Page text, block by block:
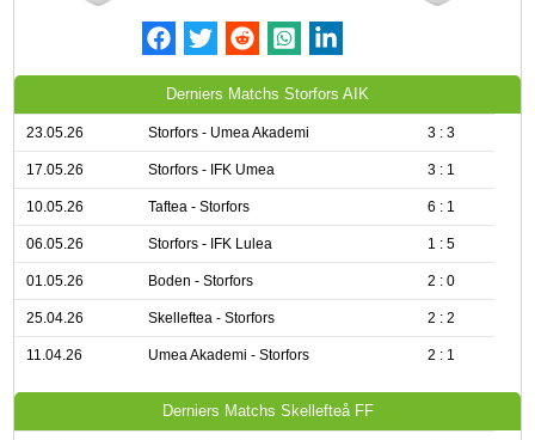
Derniers Matchs Storfors AIK
23.05.26 Storfors - Umea Akademi 3 : 3
17.05.26 Storfors - IFK Umea 3 : 1
10.05.26 Taftea - Storfors 6 : 1
06.05.26 Storfors - IFK Lulea 1 : 5
01.05.26 Boden - Storfors 2 : 0
25.04.26 Skelleftea - Storfors 2 : 2
11.04.26 Umea Akademi - Storfors 2 : 1
Derniers Matchs Skellefteå FF